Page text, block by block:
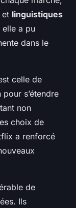
et linguistiques
a pu
dans le
celle de
s’étendre
non
choix de
a renforcé
de
Ils